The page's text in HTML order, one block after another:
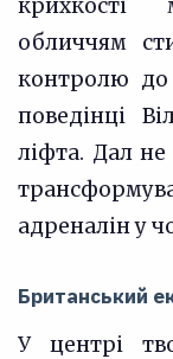
крихкості
обличчям
контролю до
поведінці
ліфта. Дал
адреналін у
Британський
У центрі